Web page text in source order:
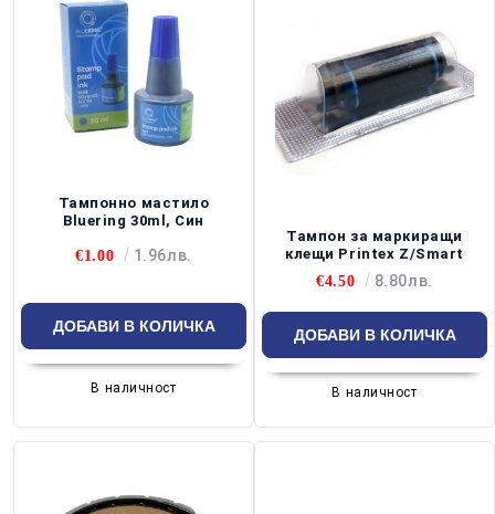
Тампонно мастило
Bluering 30ml, Син
€1.00 1.96лв.
В наличност
Тампон за маркиращи
клещи Printex Z/Smart
€4.50
8.80лв.
В наличност